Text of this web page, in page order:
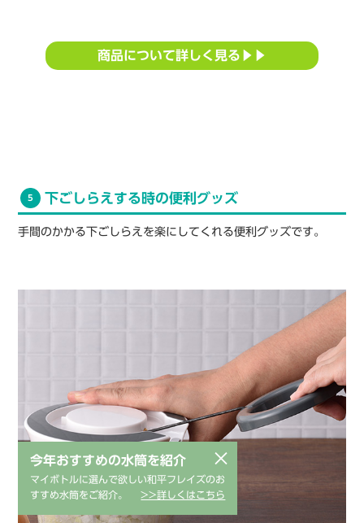
商品について詳しく見る▶▶
5 下ごしらえする時の便利グッズ
手間のかかる下ごしらえを楽にしてくれる便利グッズです。
×
今年おすすめの水筒を紹介
マイボトルに選んで欲しい和平フレイズのお
すすめ水筒をご紹介。
>>詳しくはこちら